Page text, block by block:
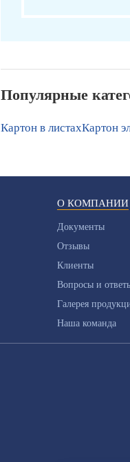
Популярные
Картон в листахКартон
О КОМПАНИИ
Документы
Отзывы
Клиенты
Вопросы и
Галерея
Наша команда